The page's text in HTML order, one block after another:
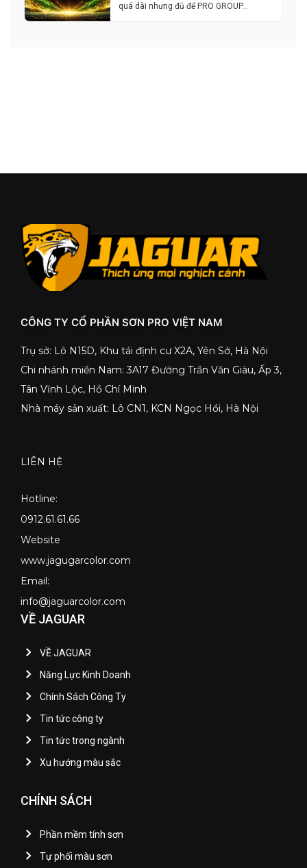
quá dài nhưng đủ để PRO GROUP…
CÔNG TY CỔ PHẦN SƠN PRO VIỆT NAM
Trụ sở: Lô N15D, Khu tái định cư X2A, Yên Sở, Hà Nội
Chi nhánh miền Nam: 3A17 Đường Trần Văn Giàu, Ấp 3,
Tân Vĩnh Lộc, Hồ Chí Minh
Nhà máy sản xuất: Lô CN1, KCN Ngọc Hồi, Hà Nội
LIÊN HỆ
Hotline:
0912.61.61.66
Website
www.jagugarcolor.com
Email:
info@jaguarcolor.com
VỀ JAGUAR
VỀ JAGUAR
Năng Lực Kinh Doanh
Chính Sách Công Ty
Tin tức công ty
Tin tức trong ngành
Xu hướng màu sắc
CHÍNH SÁCH
Phần mềm tính sơn
Tự phối màu sơn